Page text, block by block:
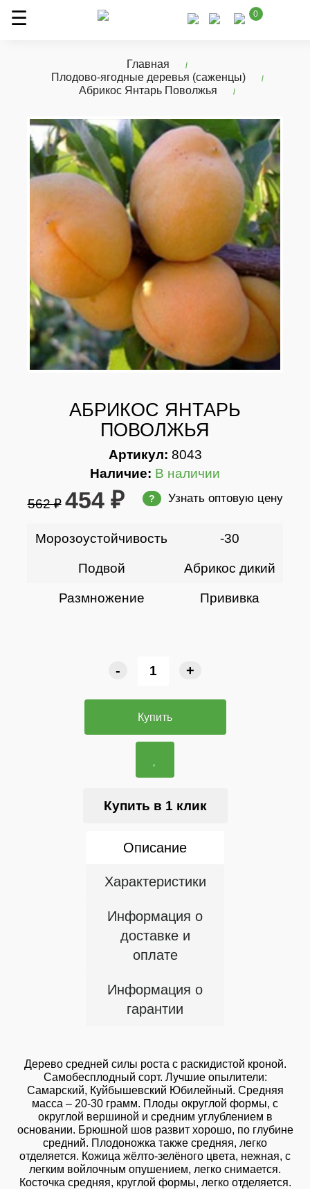
0
Главная
Плодово-ягодные деревья (саженцы)
Абрикос Янтарь Поволжья
АБРИКОС ЯНТАРЬ
ПОВОЛЖЬЯ
Артикул: 8043
Наличие: В наличии
562 ₽ 454 ₽ ? Узнать оптовую цену
Морозоустойчивость -30
Подвой Абрикос дикий
Размножение Прививка
- +
Купить
Купить в 1 клик
Описание
Характеристики
Информация о
доставке и
оплате
Информация о
гарантии
Дерево средней силы роста с раскидистой кроной.
Самобесплодный сорт. Лучшие опылители:
Самарский, Куйбышевский Юбилейный. Средняя
масса – 20-30 грамм. Плоды округлой формы, с
округлой вершиной и средним углублением в
основании. Брюшной шов развит хорошо, по глубине
средний. Плодоножка также средняя, легко
отделяется. Кожица жёлто-зелёного цвета, нежная, с
легким войлочным опушением, легко снимается.
Косточка средняя, круглой формы, легко отделяется.